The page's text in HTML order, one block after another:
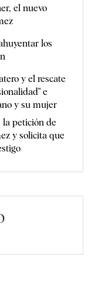
el nuevo
los
y el rescate
e
y su mujer
la petición de
y solicita que